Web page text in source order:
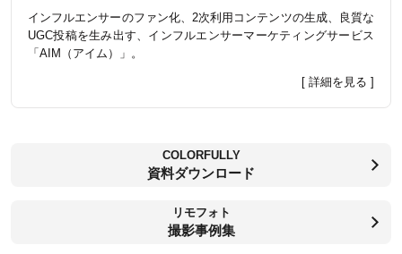
インフルエンサーのファン化、2次利用コンテンツの生成、良質な
UGC投稿を生み出す、インフルエンサーマーケティングサービス
「AIM（アイム）」。
[ 詳細を見る ]
COLORFULLY
資料ダウンロード
リモフォト
撮影事例集